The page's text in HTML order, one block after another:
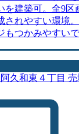
を建築可。全9区
されやすい環境
つかみやすいで
久和東４丁目 売